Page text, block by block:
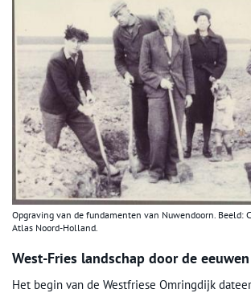
Opgraving van de fundamenten van Nuwendoorn. Beeld:
Atlas Noord-Holland.
West-Fries landschap door de
Het begin van de Westfriese Omringdijk